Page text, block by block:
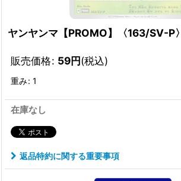
ヤンヤンマ【PROMO】〈163/SV-P〉
販売価格: 59円(税込)
重み: 1
在庫なし
返品特約に関する重要事項